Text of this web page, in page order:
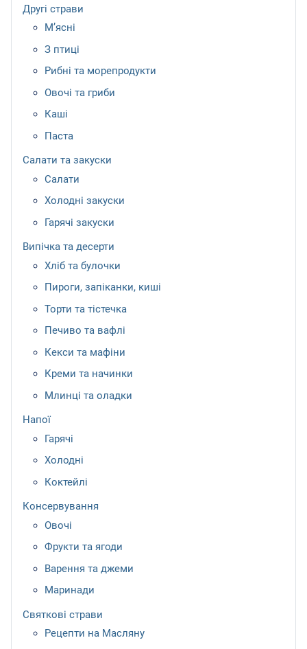
Другі страви
М’ясні
З птиці
Рибні та морепродукти
Овочі та гриби
Каші
Паста
Салати та закуски
Салати
Холодні закуски
Гарячі закуски
Випічка та десерти
Хліб та булочки
Пироги, запіканки, киші
Торти та тістечка
Печиво та вафлі
Кекси та мафіни
Креми та начинки
Млинці та оладки
Напої
Гарячі
Холодні
Коктейлі
Консервування
Овочі
Фрукти та ягоди
Варення та джеми
Маринади
Святкові страви
Рецепти на Масляну